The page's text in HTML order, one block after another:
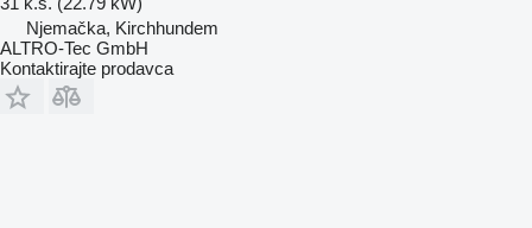
Njemačka, Kirchhundem
ALTRO-Tec GmbH
Kontaktirajte prodavca